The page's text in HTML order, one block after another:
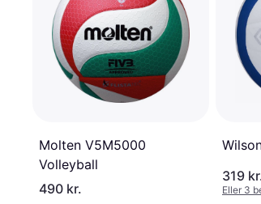
Molten V5M5000
Volleyball
490 kr.
319
Eller 3